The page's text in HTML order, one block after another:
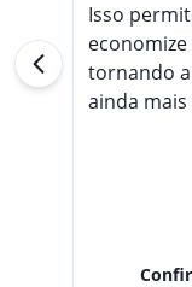
Isso
tornando
ainda